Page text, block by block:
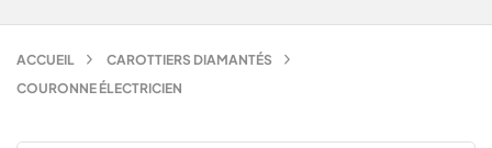
ACCUEIL
CAROTTIERS DIAMANTÉS
COURONNE ÉLECTRICIEN